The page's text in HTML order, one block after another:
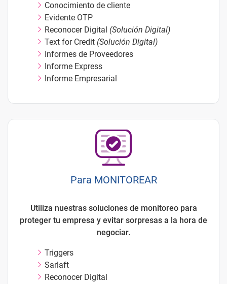
Conocimiento de cliente
Evidente OTP
Reconocer Digital (Solución Digital)
Text for Credit (Solución Digital)
Informes de Proveedores
Informe Express
Informe Empresarial
Para MONITOREAR
Utiliza nuestras soluciones de monitoreo para
proteger tu empresa y evitar sorpresas a la hora de
negociar.
Triggers
Sarlaft
Reconocer Digital